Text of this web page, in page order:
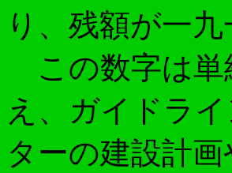
り、残額が一
この数字は単
え、ガイドラ
ターの建設計